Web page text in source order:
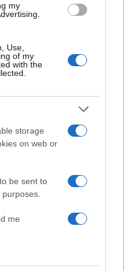
my
Use,
of my
with the
storage
on web or
be sent to
me
ΚΥΠΡΟΣ
News
ειδησεογραφία και τα
μένει η Μαρία
ότι δε θα σε